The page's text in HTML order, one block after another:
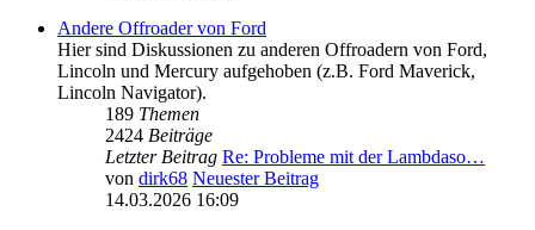
Andere Offroader von Ford
Hier sind Diskussionen zu anderen Offroadern von Ford,
Lincoln und Mercury aufgehoben (z.B. Ford Maverick,
Lincoln Navigator).
189 Themen
2424 Beiträge
Letzter Beitrag Re: Probleme mit der Lambdaso…
von dirk68 Neuester Beitrag
14.03.2026 16:09